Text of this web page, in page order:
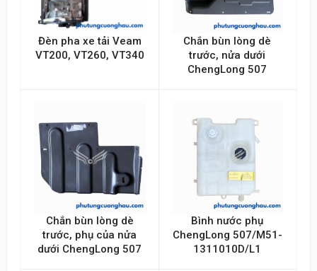
Đèn pha xe tải Veam
VT200, VT260, VT340
Chắn bùn lòng dè
trước, nửa dưới
ChengLong 507
Chắn bùn lòng dè
trước, phụ của nửa
dưới ChengLong 507
Bình nước phụ
ChengLong 507/M51-
1311010D/L1